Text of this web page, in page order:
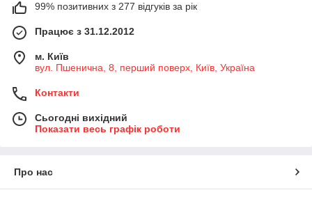
99% позитивних з 277 відгуків за рік
Працює з 31.12.2012
м. Київ
вул. Пшенична, 8, перший поверх, Київ, Україна
Контакти
Сьогодні вихідний
Показати весь графік роботи
Про нас